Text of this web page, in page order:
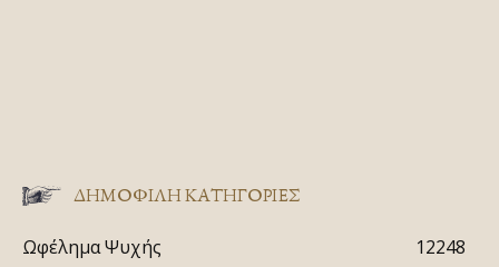
ΔΗΜΟΦΙΛΗ ΚΑΤΗΓΟΡΙΕΣ
Ωφέλημα Ψυχής
12248